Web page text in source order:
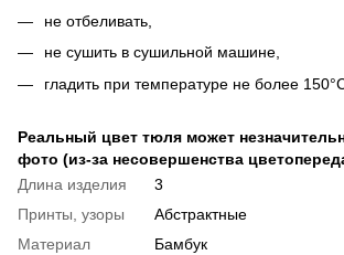
не отбеливать,
не сушить в сушильной машине,
гладить при температуре не более
Реальный цвет тюля может
фото (из-за несовершенства
Длина изделия
3
Принты, узоры
Абстрактные
Материал
Бамбук